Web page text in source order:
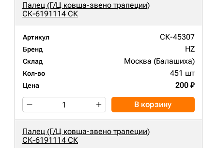
Палец (Г/Ц ковша-звено трапеции)
СК-6191114 СК
Артикул СК-45307
Бренд HZ
Склад Москва (Балашиха)
Кол-во 451 шт
Цена 200 ₽
В корзину
Палец (Г/Ц ковша-звено трапеции)
СК-6191114 СК